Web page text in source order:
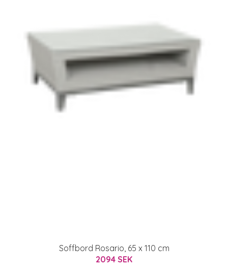
Soffbord Rosario, 65 x 110 cm
2094 SEK